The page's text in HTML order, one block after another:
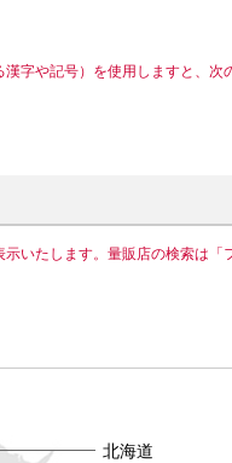
字や記号）を使用しますと、次
示いたします。量販店の検索は「
北海道